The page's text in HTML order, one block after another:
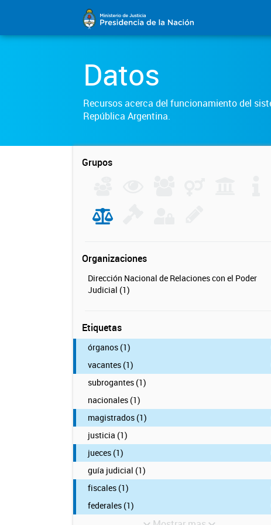
Datos
Recursos acerca del funcionamiento del
República Argentina.
Grupos
Organizaciones
Dirección Nacional de Relaciones con el Poder
Judicial (1)
Etiquetas
órganos (1)
vacantes (1)
subrogantes (1)
nacionales (1)
magistrados (1)
justicia (1)
jueces (1)
guía judicial (1)
fiscales (1)
federales (1)